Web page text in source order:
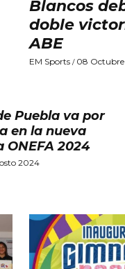
Blancos
doble
ABE
EM Sports/ 08
Puebla va por
en la nueva
2024
2024